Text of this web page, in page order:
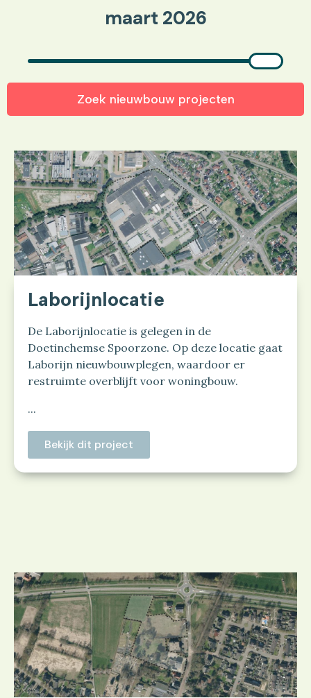
maart 2026
Zoek nieuwbouw projecten
Laborijnlocatie
De Laborijnlocatie is gelegen in de
Doetinchemse Spoorzone. Op deze locatie gaat
Laborijn nieuwbouwplegen, waardoor er
restruimte overblijft voor woningbouw.
...
Bekijk dit project